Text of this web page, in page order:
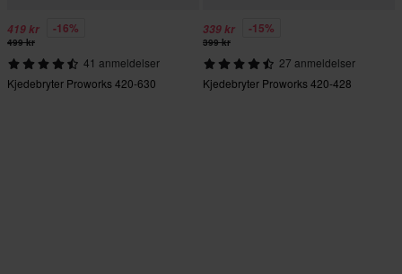
419 kr -16%
499 kr
41 anmeldelser
Kjedebryter Proworks 420-630
339 kr -15%
399 kr
27 anmeldelser
Kjedebryter Proworks 420-428